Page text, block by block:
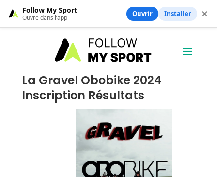
La Gravel Obobike 2024
Inscription Résultats
Follow My Sport
Ouvre dans l’app Ouvrir Installer ✕